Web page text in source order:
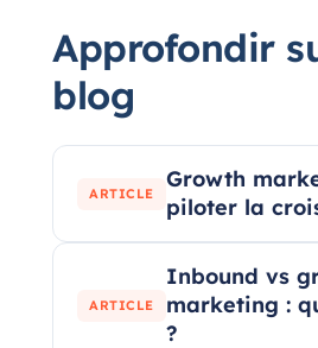
Approfondir
blog
ARTICLE
Growth
piloter la
ARTICLE
Inbound vs
marketing :
?